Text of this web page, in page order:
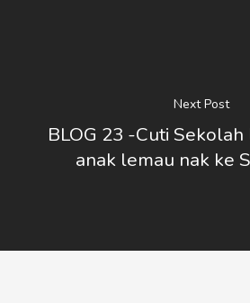
Next Post
BLOG 23 -Cuti
anak lemau nak ke